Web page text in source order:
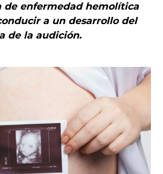
de enfermedad hemolítica
a un desarrollo del
de la audición.